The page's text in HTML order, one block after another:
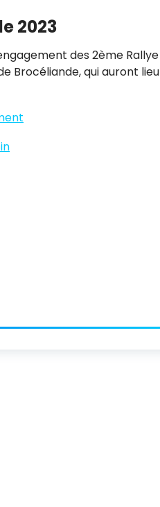
2023
des 2ème Rallye
Brocéliande, qui auront lieu